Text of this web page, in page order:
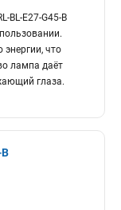
BL-E27-G45-B
что
лампа даёт
глаза.